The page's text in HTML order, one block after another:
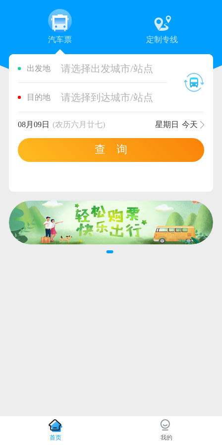
汽车票 定制专线
出发地 请选择出发城市/站点
目的地 请选择到达城市/站点
08月09日 (农历六月廿七) 星期日 今天
查 询
首页 我的